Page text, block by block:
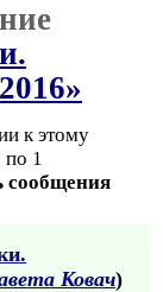
к этому
по 1
сообщения
Ковач)